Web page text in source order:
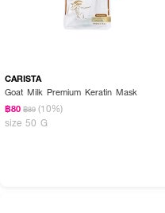
CARISTA
Goat Milk Premium Keratin Mask
฿80 ฿89 (10%)
size 50 G